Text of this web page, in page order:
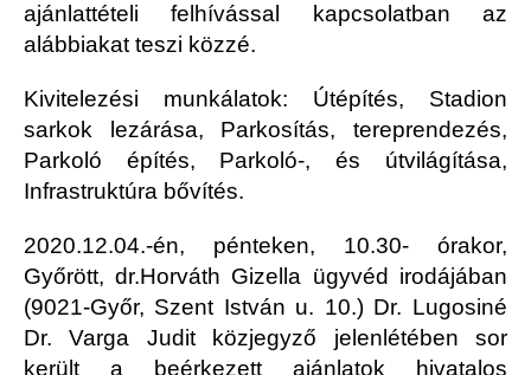
ajánlattételi felhívással kapcsolatban az
alábbiakat teszi közzé.
Kivitelezési munkálatok: Útépítés, Stadion
sarkok lezárása, Parkosítás, tereprendezés,
Parkoló építés, Parkoló-, és útvilágítása,
Infrastruktúra bővítés.
2020.12.04.-én, pénteken, 10.30- órakor,
Győrött, dr.Horváth Gizella ügyvéd irodájában
(9021-Győr, Szent István u. 10.) Dr. Lugosiné
Dr. Varga Judit közjegyző jelenlétében sor
került a beérkezett ajánlatok hivatalos